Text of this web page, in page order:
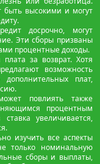
быть высокими и могут
досрочно, могут
Эти сборы призваны
процентные доходы.
за возврат. Хотя
возможность
плат,
повлиять также
процентным
увеличивается,
изучить все аспекты
только номинальную
сборы и выплаты,